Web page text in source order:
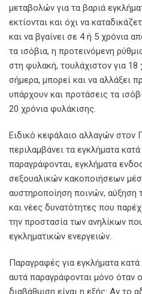
μεταβολών για τα βαριά
εκτίονται και όχι να
και να βγαίνει σε 4 ή 5 χρόνια
τα ισόβια, η προτεινόμενη
στη φυλακή, τουλάχιστον για 18
σήμερα, μπορεί και να αλλάξει
υπάρχουν και προτάσεις τα
20 χρόνια φυλάκισης.
Ειδικό κεφάλαιο αλλαγών στον
περιλαμβάνει τα εγκλήματα
παραγράφονται, εγκλήματα
σεξουαλικών κακοποιήσεων
αυστηροποίηση ποινών, αύξηση
και νέες δυνατότητες που
την προστασία των ανηλίκων
εγκληματικών ενεργειών.
Παραγραφές για εγκλήματα
αυτά παραγράφονται μόνο όταν
διαβάθμιση είναι η εξής: Αν το